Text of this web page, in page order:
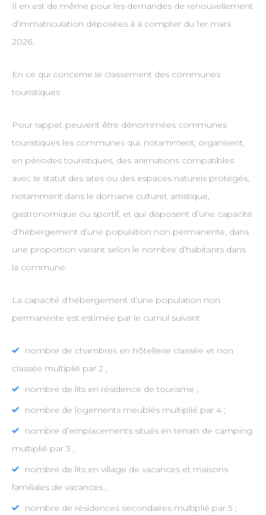
Il en est de même pour les demandes de renouvellement
d’immatriculation déposées à à compter du 1er mars
2026.
En ce qui concerne le classement des communes
touristiques
Pour rappel, peuvent être dénommées communes
touristiques les communes qui, notamment, organisent,
en périodes touristiques, des animations compatibles
avec le statut des sites ou des espaces naturels protégés,
notamment dans le domaine culturel, artistique,
gastronomique ou sportif, et qui disposent d’une capacité
d’hébergement d’une population non permanente, dans
une proportion variant selon le nombre d’habitants dans
la commune.
La capacité d’hébergement d’une population non
permanente est estimée par le cumul suivant :
nombre de chambres en hôtellerie classée et non
classée multiplié par 2 ;
nombre de lits en résidence de tourisme ;
nombre de logements meublés multiplié par 4 ;
nombre d’emplacements situés en terrain de camping
multiplié par 3 ;
nombre de lits en village de vacances et maisons
familiales de vacances ;
nombre de résidences secondaires multiplié par 5 ;